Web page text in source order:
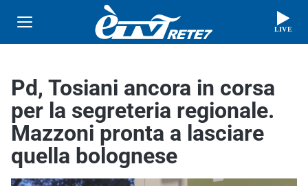
LIVE
Pd, Tosiani ancora in corsa
per la segreteria regionale.
Mazzoni pronta a lasciare
quella bolognese